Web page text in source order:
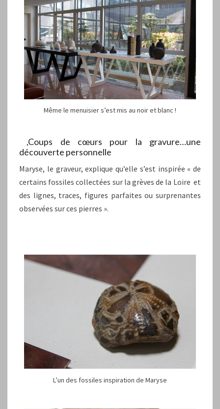
Même le menuisier s’est mis au noir et blanc !
,Coups de cœurs pour la gravure…une
découverte personnelle
Maryse, le graveur, explique qu’elle s’est inspirée « de
certains fossiles collectées sur la grèves de la Loire et
des lignes, traces, figures parfaites ou surprenantes
observées sur ces pierres ».
L’un des fossiles inspiration de Maryse